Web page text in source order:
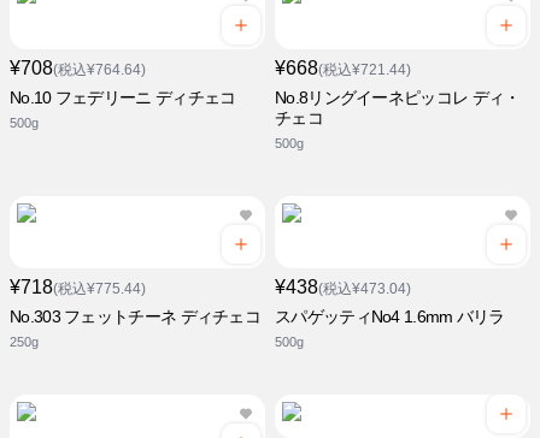
¥708(税込¥764.64)
No.10 フェデリーニ ディチェコ
500g
¥668(税込¥721.44)
No.8リングイーネピッコレ ディ・
チェコ
500g
¥718(税込¥775.44)
No.303 フェットチーネ ディチェコ
250g
¥438(税込¥473.04)
スパゲッティNo4 1.6mm バリラ
500g